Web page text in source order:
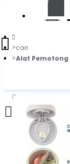
0
Daftar
cari
Alat Pemotong